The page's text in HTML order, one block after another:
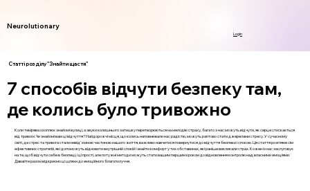
Neurolutionary
Login
Статті розділу "Знайти щастя"
7 способів відчути безпеку там,
де колись було тривожно
Коли темрява охоплює знайомі вулиці, а звуки колишнього затишку перетворюються на мелодію страху, багато з нас можуть відчути, як серце стискається
від тривоги. Чи знайомі вам ці відчуття? Найдорожчі місця, що колись наповнювали нас радістю, можуть раптово стати джерелами стресу. У сучасному
світі, де стрес та тривога стали невід'ємною частиною нашого життя, важливо навчитися повернутися до відчуття безпеки і спокою. Ця стаття розгляне сім
ефективних стратегій, які допоможуть відновити внутрішній спокій і знайти комфорт у тих обставинах, які раніше викликали страх. Кожен із нас заслуговує
на те, щоб відчути себе в безпеці, і ці прості, але потужні методи можуть стати вашим першим кроком до відновлення контролю над власними емоціями.
Давайте разом відкриємо ці шляхи до емоційного благополуччя.